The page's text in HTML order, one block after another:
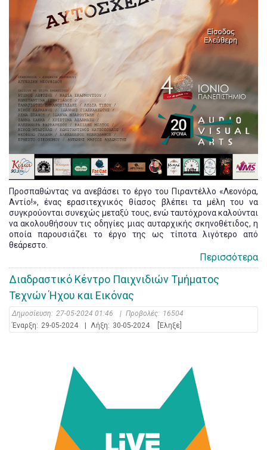
Προσπαθώντας να ανεβάσει το έργο του Πιραντέλλο «Λεονόρα,
Αντίο!», ένας ερασιτεχνικός θίασος βλέπει τα μέλη του να
συγκρούονται συνεχώς μεταξύ τους, ενώ ταυτόχρονα καλούνται
να ακολουθήσουν τις οδηγίες μιας αυταρχικής σκηνοθέτιδος, η
οποία παρουσιάζει το έργο της ως τίποτα λιγότερο από
θεάρεστο.
Περισσότερα
Διαδραστικό Κέντρο Παιχνιδιών Τμήματος
Τεχνών Ήχου και Εικόνας
Δημοσίευση: 27-05-2024 01:46 | Προβολές: 16504
Έναρξη: 29-05-2024 Λήξη: 30-05-2024 [Έληξε]